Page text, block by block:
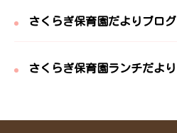
さくらぎ保育園だよりブログ
さくらぎ保育園ランチだより